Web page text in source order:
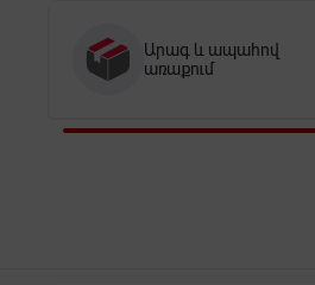
Արագ և ապահով
առաքում